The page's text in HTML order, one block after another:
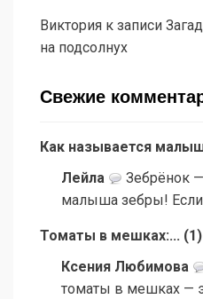
Виктория к записи
на подсолнух
Свежие
Как называется
Лейла
Зебрёнок
малыша зебры! Если
Томаты в мешках:... (1 )
Ксения Любимова
томаты в мешках —